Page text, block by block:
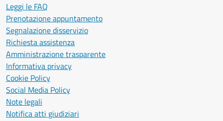
Leggi le FAQ
Prenotazione appuntamento
Segnalazione disservizio
Richiesta assistenza
Amministrazione trasparente
Informativa privacy
Cookie Policy
Social Media Policy
Note legali
Notifica atti giudiziari